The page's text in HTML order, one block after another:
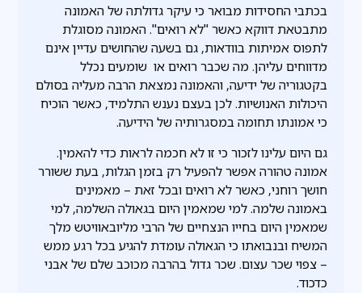
בכתבי החסידות מבואר כי עיקר גדולתה של האמונה
מתבטאת דווקא כאשר "לא רואים". האמונה מסוגלת
לתפוס אמיתות בוודאות, גם בשעה שהחושים עדיין אינם
מדווחים עליהן. מה שכבר רואים או שומעים נכלל
בקטגוריה של ידיעה, והאמונה נמצאת הרבה מעליה בסולם
היכולות האנושיות. לכן בעצם נענש התלמיד, כאשר הוכיח
כי אמונתו תחומה במסגרותיה של הידיעה.
גם היום עלינו לזכור כי זו לא חכמה לראות כדי להאמין.
אמונה טהורה אפשר להפעיל רק בזמן הגלות, בעת ששורר
חושך רוחני, כאשר לא רואים ובכל זאת – מאמינים
באמונה שלמה. למי שמאמין היום בגאולה השלמה, למי
שמאמין היום בחייו הנצחיים של הרבי מליובאוויטש מלך
המשיח ובנבואתו כי הגאולה עומדת להגיע בכל רגע ממש
– צפוי שכר עצום. שכר גדול בהרבה מכוכב שלם של אבני
כדכוד.